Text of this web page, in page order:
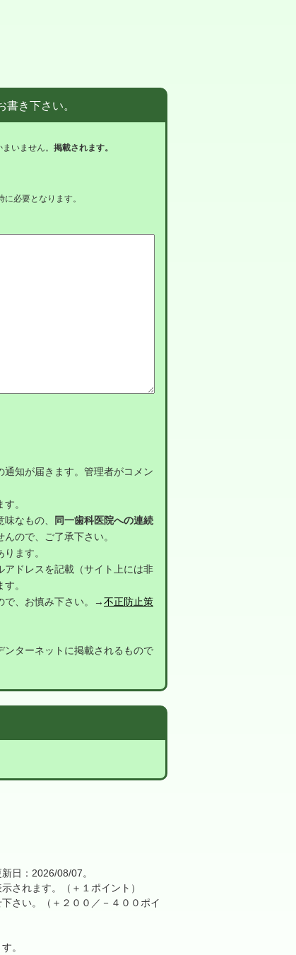
き下さい。
いません。 掲載されます。
必要となります。
知が届きます。管理者がコメン
。
なもの、
同一歯科医院への連続
ので、ご了承下さい。
ます。
ドレスを記載（サイト上には非
。
で、お慎み下さい。→不正防止策
ンターネットに掲載されるもので
日：2026/08/07。
されます。（＋１ポイント）
さい。（＋２００／－４００ポイ
。